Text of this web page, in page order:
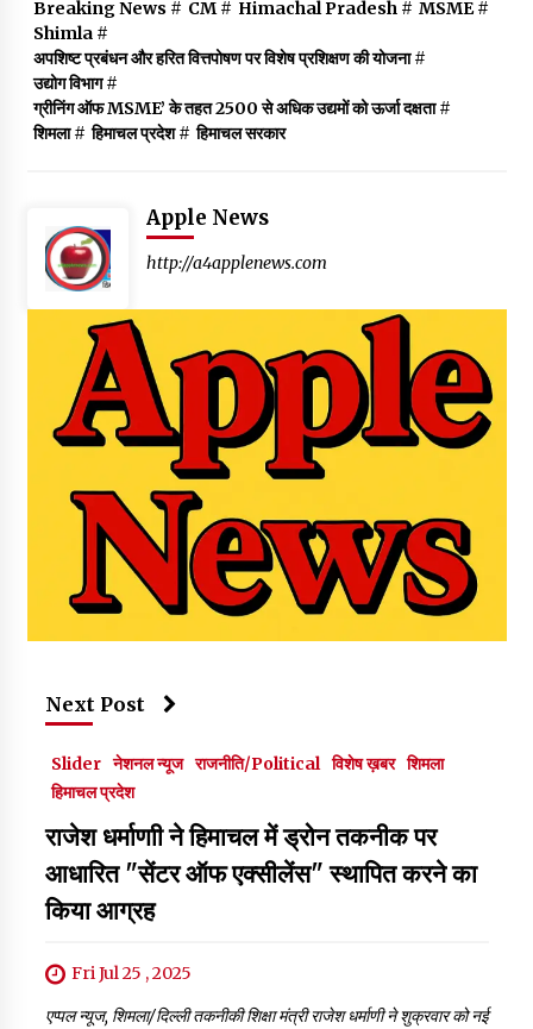
Breaking News # CM# Himachal Pradesh# MSME#
Shimla#
अपशिष्ट प्रबंधन और हरित वित्तपोषण पर विशेष प्रशिक्षण की योजना#
उद्योग विभाग#
ग्रीनिंग ऑफ MSME’ के तहत 2500 से अधिक उद्यमों को ऊर्जा दक्षता#
शिमला# हिमाचल प्रदेश# हिमाचल सरकार
Apple News
http://a4applenews.com
Next Post
Slider नेशनल न्यूज राजनीति/Political विशेष ख़बर शिमला
हिमाचल प्रदेश
राजेश धर्माणाी ने हिमाचल में ड्रोन तकनीक पर
आधारित "सेंटर ऑफ एक्सीलेंस" स्थापित करने का
किया आग्रह
Fri Jul 25 , 2025
एप्पल न्यूज, शिमला/दिल्ली तकनीकी शिक्षा मंत्री राजेश धर्माणी ने शुक्रवार को नई